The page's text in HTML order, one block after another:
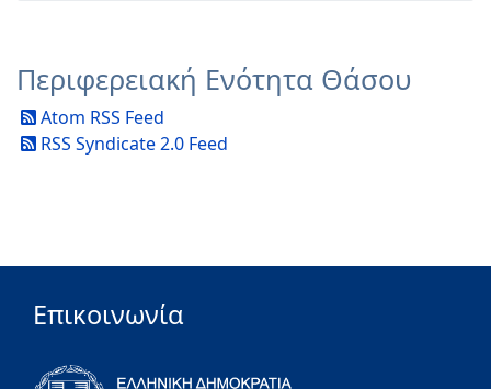
Περιφερειακή Ενότητα Θάσου
Atom RSS Feed
RSS Syndicate 2.0 Feed
Επικοινωνία